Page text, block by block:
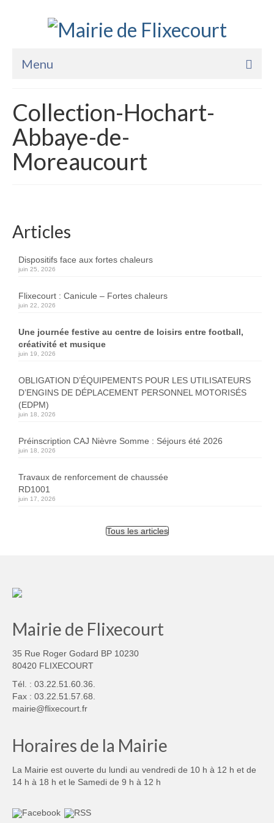
Menu
La Mairie
Vie Pratique
Services
Sports Loisirs et Culture
Collection-Hochart-
Abbaye-de-
Moreaucourt
Articles
Dispositifs face aux fortes chaleurs
juin 25, 2026
Flixecourt : Canicule – Fortes chaleurs
juin 22, 2026
Une journée festive au centre de loisirs entre football,
créativité et musique
juin 19, 2026
OBLIGATION D’ÉQUIPEMENTS POUR LES UTILISATEURS
D’ENGINS DE DÉPLACEMENT PERSONNEL MOTORISÉS
(EDPM)
juin 18, 2026
Préinscription CAJ Nièvre Somme : Séjours été 2026
juin 18, 2026
Travaux de renforcement de chaussée
RD1001
juin 17, 2026
Tous les articles
Mairie de Flixecourt
35 Rue Roger Godard BP 10230
80420 FLIXECOURT
Tél. : 03.22.51.60.36.
Fax : 03.22.51.57.68.
mairie@flixecourt.fr
Horaires de la Mairie
La Mairie est ouverte du lundi au vendredi de 10 h à 12 h et de
14 h à 18 h et le Samedi de 9 h à 12 h